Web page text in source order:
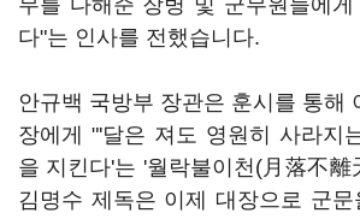
무를 다해준 장병 및 군무원들에
다"는 인사를 전했습니다.
안규백 국방부 장관은 훈시를 통해
장에게 "'달은 져도 영원히 사라지
을 지킨다'는 '월락불이천(月落不離
김명수 제독은 이제 대장으로 군문